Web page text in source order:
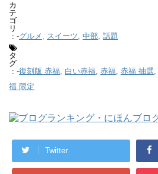
カ
テ
ゴ
リ
: -グルメ スイーツ 中部 話題
タ
グ
: -復刻版 赤福 白い赤福 赤福 赤福 抽選
福 限定
Twitter